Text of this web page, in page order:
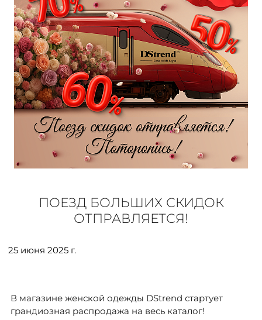
ЖУРНАЛ
О НАС
СКИДКИ
ЧАСТО ЗАДАВАЕМЫЕ ВОПРОСЫ
ОПТОВЫМ ПОКУПАТЕЛЯМ
ДОСТАВКА
ОПЛАТА
ПОЕЗД БОЛЬШИХ СКИДОК
ОТПРАВЛЯЕТСЯ!
25 июня 2025 г.
В магазине женской одежды DStrend стартует
грандиозная распродажа на весь каталог!